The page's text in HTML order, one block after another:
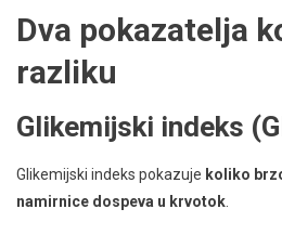
Dva pokazatelja
razliku
Glikemijski indeks
Glikemijski indeks pokazuje koliko
namirnice dospeva u krvotok